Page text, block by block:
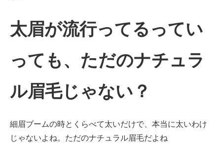
太眉が流行ってるってい
っても、ただのナチュラ
ル眉毛じゃない？
細眉ブームの時とくらべて太いだけで、本当に太いわけ
じゃないよね。ただのナチュラル眉毛だよね